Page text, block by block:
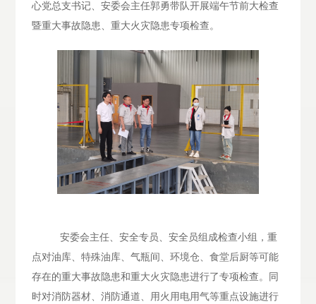
心党总支书记、安委会主任郭勇带队开展端午节前大检查
暨重大事故隐患、重大火灾隐患专项检查。
安委会主任、安全专员、安全员组成检查小组，重
点对油库、特殊油库、气瓶间、环境仓、食堂后厨等可能
存在的重大事故隐患和重大火灾隐患进行了专项检查。同
时对消防器材、消防通道、用火用电用气等重点设施进行